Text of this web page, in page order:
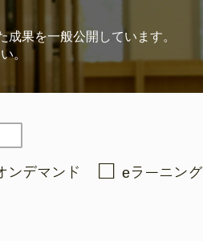
成果を一般公開しています。
。
ンデマンド eラーニング